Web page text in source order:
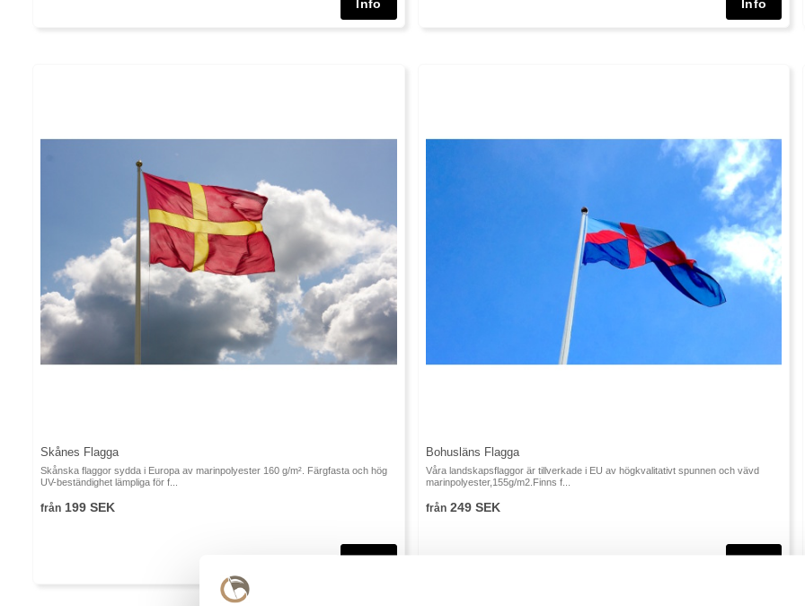
Skånes Flagga
Skånska flaggor sydda i Europa av marinpolyester 160 g/m². Färgfasta och hög
UV-beständighet lämpliga för f...
från 199 SEK
Bohusläns Flagga
Våra landskapsflaggor är tillverkade i EU av högkvalitativt spunnen och vävd
marinpolyester,155g/m2.Finns f...
från249 SEK